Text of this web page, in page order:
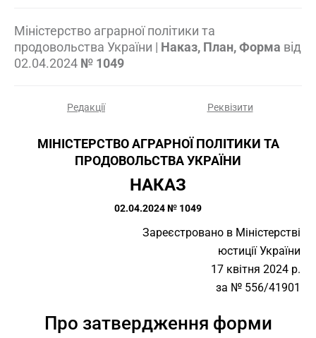
Міністерство аграрної політики та
продовольства України | Наказ, План, Форма від
02.04.2024 № 1049
Редакції Реквізити
МІНІСТЕРСТВО АГРАРНОЇ ПОЛІТИКИ ТА
ПРОДОВОЛЬСТВА УКРАЇНИ
НАКАЗ
02.04.2024 № 1049
Зареєстровано в Міністерстві
юстиції України
17 квітня 2024 р.
за № 556/41901
Про затвердження форми